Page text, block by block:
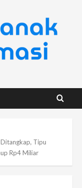
Tipu
Rp4 Miliar